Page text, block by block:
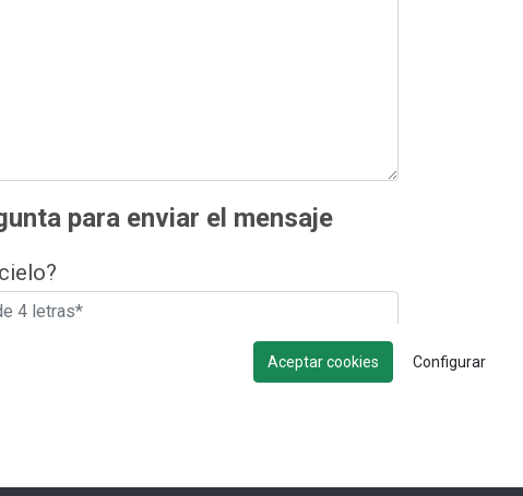
para enviar el mensaje
Aceptar cookies Configurar